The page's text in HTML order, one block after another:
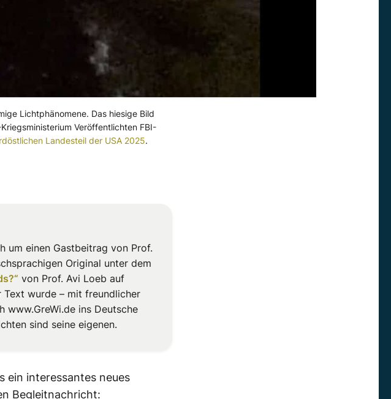
Lichtphänomene. Das hiesige Bild
Veröffentlichten FBI-
Landesteil der USA 2025.
um einen Gastbeitrag von Prof.
Original unter dem
von Prof. Avi Loeb auf
wurde – mit freundlicher
www.GreWi.de ins Deutsche
sind seine eigenen.
ein interessantes neues
Begleitnachricht: